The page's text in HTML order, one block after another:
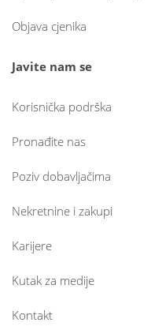
Objava cjenika
Javite nam se
Korisnička podrška
Pronađite nas
Poziv dobavljačima
Nekretnine i zakupi
Karijere
Kutak za medije
Kontakt